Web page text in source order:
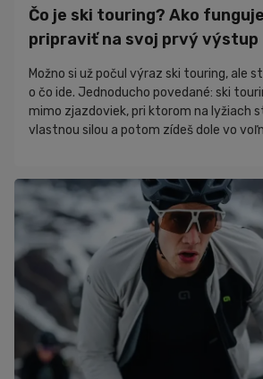
Čo je ski touring? Ako
pripraviť na svoj prvý výstup
Možno si už počul výraz ski touring, ale
o čo ide. Jednoducho povedané: ski
mimo zjazdoviek, pri ktorom na lyžiach
vlastnou silou a potom zídeš dole vo voľnom
zjazdovke nezažiješ. Ak rozmýšľaš, že skúsíš ski touring,
možno máš otázky ako väčšina